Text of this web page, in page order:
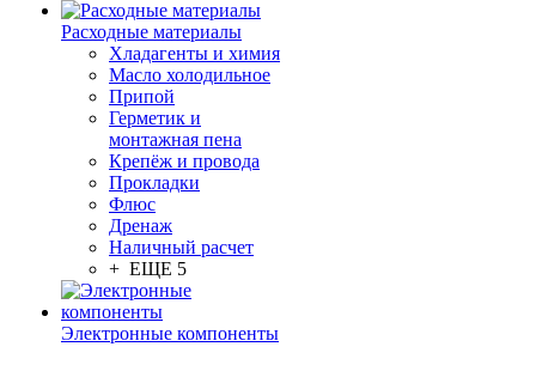
Расходные материалы
Хладагенты и химия
Масло холодильное
Припой
Герметик и
монтажная пена
Крепёж и провода
Прокладки
Флюс
Дренаж
Наличный расчет
+ ЕЩЕ 5
Электронные компоненты